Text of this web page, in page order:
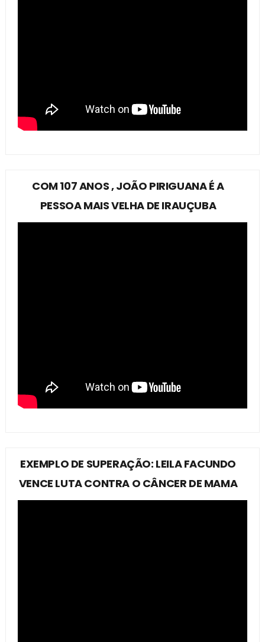
COM 107 ANOS , JOÃO PIRIGUANA É A
PESSOA MAIS VELHA DE IRAUÇUBA
EXEMPLO DE SUPERAÇÃO: LEILA FACUNDO
VENCE LUTA CONTRA O CÂNCER DE MAMA